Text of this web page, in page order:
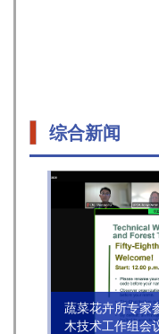
综合新闻
蔬菜花卉所专家
木技术工作组会